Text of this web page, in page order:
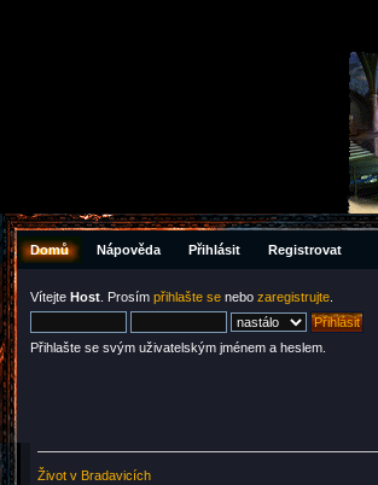
Domů Nápověda Přihlásit Registrovat
Vítejte Host . Prosím přihlašte se nebo zaregistrujte
Přihlašte se svým uživatelským jménem a heslem.
Život v Bradavicích